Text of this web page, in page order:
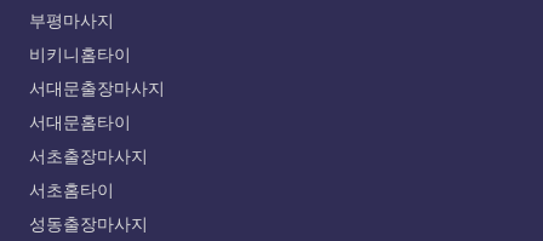
부평마사지
비키니홈타이
서대문출장마사지
서대문홈타이
서초출장마사지
서초홈타이
성동출장마사지